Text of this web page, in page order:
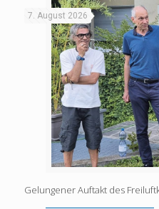
7. August 2026
Gelungener Auftakt des